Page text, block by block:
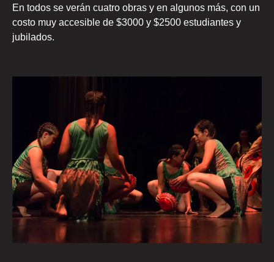
En todos se verán cuatro obras y en algunos más, con un
costo muy accesible de $3000 y $2500 estudiantes y
jubilados.